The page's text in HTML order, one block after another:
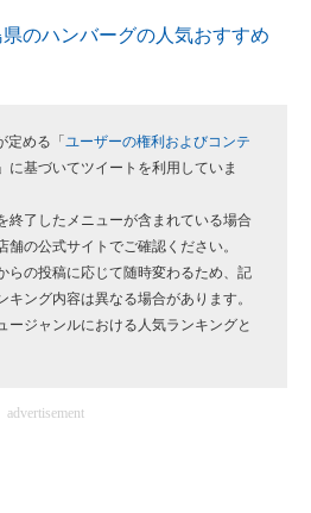
ィ
ト
のハンバーグの人気おすすめ
定める「 ユーザーの権利およびコンテ
」に基づいてツイートを利用していま
終了したメニューが含まれている場合
の公式サイトでご確認ください。
らの投稿に応じて随時変わるため、記
ング内容は異なる場合があります。
ージャンルにおける人気ランキングと
advertisement